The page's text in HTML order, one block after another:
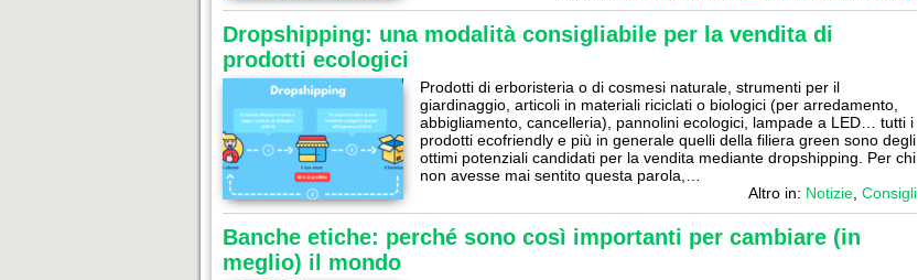
Dropshipping: una modalità consigliabile per la vendita di
prodotti ecologici
Prodotti di erboristeria o di cosmesi naturale, strumenti per il
giardinaggio, articoli in materiali riciclati o biologici (per arredamento,
abbigliamento, cancelleria), pannolini ecologici, lampade a LED… tutti i
prodotti ecofriendly e più in generale quelli della filiera green sono degli
ottimi potenziali candidati per la vendita mediante dropshipping. Per chi
non avesse mai sentito questa parola,…
Altro in: Notizie Consigli
Banche etiche: perché sono così importanti per cambiare (in
meglio) il mondo